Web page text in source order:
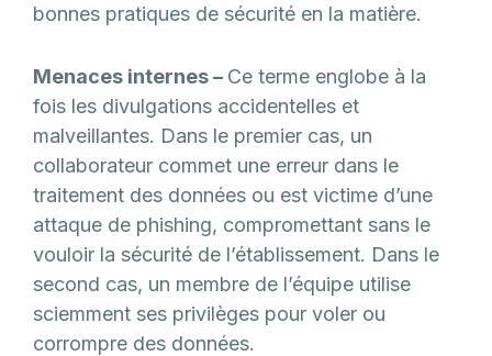
bonnes pratiques de sécurité en la matière.
Menaces internes – Ce terme englobe à la
fois les divulgations accidentelles et
malveillantes. Dans le premier cas, un
collaborateur commet une erreur dans le
traitement des données ou est victime d’une
attaque de phishing, compromettant sans le
vouloir la sécurité de l’établissement. Dans le
second cas, un membre de l’équipe utilise
sciemment ses privilèges pour voler ou
corrompre des données.